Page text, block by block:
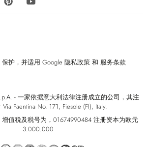
保护，并适用 Google 隐私政策 和 服务条款
- 一家依据意大利法律注册成立的公司，其注
Faentina No. 171, Fiesole (FI), Italy.
值税及税号为，01674990484 注册资本为欧元
3.000.000